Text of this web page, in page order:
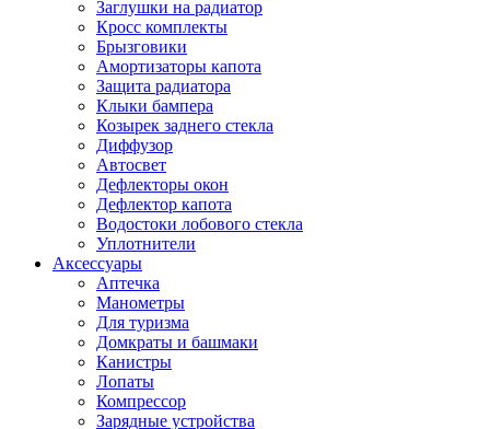
Заглушки на радиатор
Кросс комплекты
Брызговики
Амортизаторы капота
Защита радиатора
Клыки бампера
Козырек заднего стекла
Диффузор
Автосвет
Дефлекторы окон
Дефлектор капота
Водостоки лобового стекла
Уплотнители
Аксессуары
Аптечка
Манометры
Для туризма
Домкраты и башмаки
Канистры
Лопаты
Компрессор
Зарядные устройства